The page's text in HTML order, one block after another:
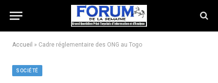
Accueil » Cadre réglementaire des ONG au Togo
SOCIÉTÉ